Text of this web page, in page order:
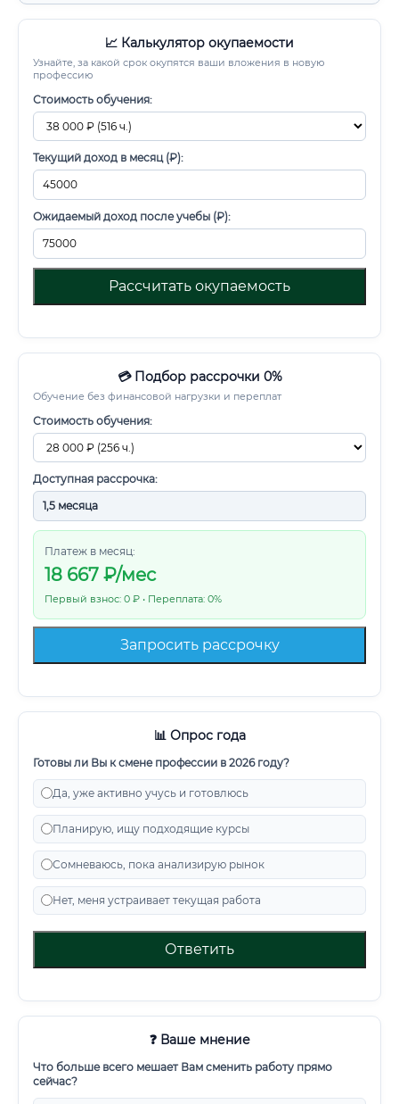
📈 Калькулятор окупаемости
Узнайте, за какой срок окупятся ваши вложения в новую
профессию
Стоимость обучения:
Текущий доход в месяц (₽):
Ожидаемый доход после учебы (₽):
Рассчитать окупаемость
💳 Подбор рассрочки 0%
Обучение без финансовой нагрузки и переплат
Стоимость обучения:
Доступная рассрочка:
Платеж в месяц:
18 667 ₽/мес
Первый взнос: 0 ₽ • Переплата: 0%
Запросить рассрочку
📊 Опрос года
Готовы ли Вы к смене профессии в 2026 году?
Да, уже активно учусь и готовлюсь
Планирую, ищу подходящие курсы
Сомневаюсь, пока анализирую рынок
Нет, меня устраивает текущая работа
Ответить
❓ Ваше мнение
Что больше всего мешает Вам сменить работу прямо
сейчас?